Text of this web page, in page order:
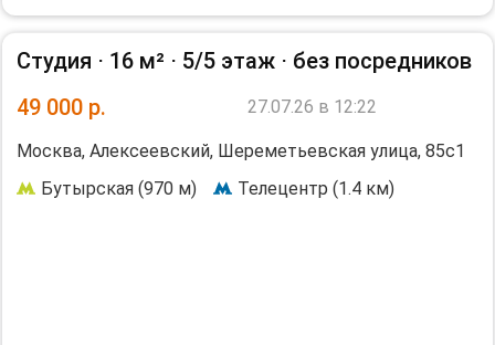
Студия ⋅ 16 м² ⋅ 5/5 этаж ⋅ без посредников
49 000 р. 27.07.26 в 12:22
Москва, Алексеевский, Шереметьевская улица, 85с1
Бутырская (970 м)
Телецентр (1.4 км)